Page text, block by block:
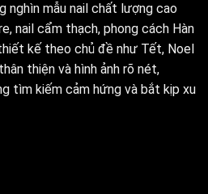
nghìn mẫu nail chất lượng cao
nail cẩm thạch, phong cách Hàn
kế theo chủ đề như Tết, Noel
thiện và hình ảnh rõ nét,
tìm kiếm cảm hứng và bắt kịp xu